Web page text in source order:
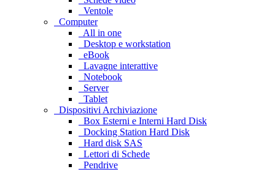
Ventole
Computer
All in one
Desktop e workstation
eBook
Lavagne interattive
Notebook
Server
Tablet
Dispositivi Archiviazione
Box Esterni e Interni Hard Disk
Docking Station Hard Disk
Hard disk SAS
Lettori di Schede
Pendrive